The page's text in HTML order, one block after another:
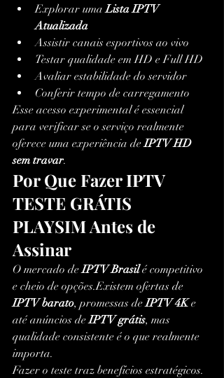
Explorar uma Lista IPTV
Atualizada
Assistir canais esportivos ao vivo
Testar qualidade em HD e Full HD
Avaliar estabilidade do servidor
Conferir tempo de carregamento
Esse acesso experimental é essencial
para verificar se o serviço realmente
oferece uma experiência de IPTV HD
sem travar.
Por Que Fazer IPTV
TESTE GRÁTIS
PLAYSIM Antes de
Assinar
O mercado de IPTV Brasil é competitivo
e cheio de opções.Existem ofertas de
IPTV barato, promessas de IPTV 4K e
até anúncios de IPTV grátis, mas
qualidade consistente é o que realmente
importa.
Fazer o teste traz benefícios estratégicos.